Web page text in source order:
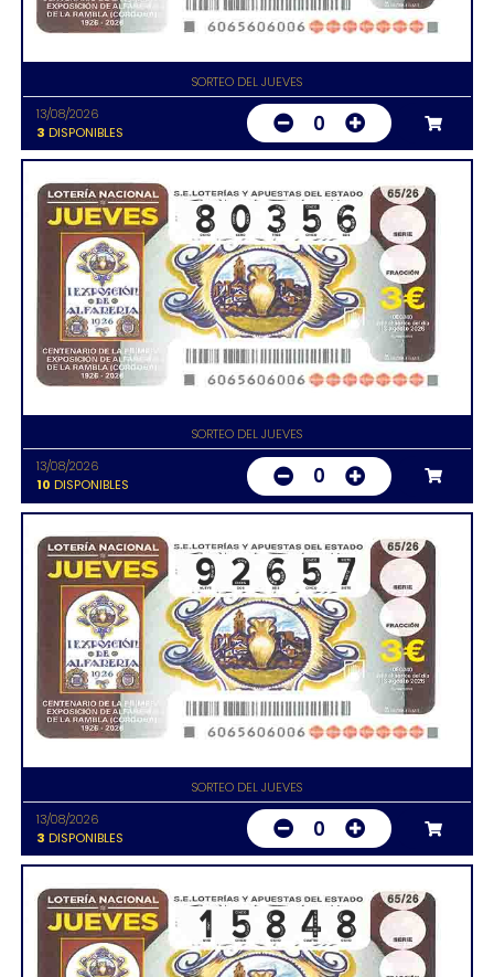
SORTEO DEL JUEVES
13/08/2026
3 DISPONIBLES 0
SORTEO DEL JUEVES
13/08/2026
10 DISPONIBLES 0
SORTEO DEL JUEVES
13/08/2026
3 DISPONIBLES 0